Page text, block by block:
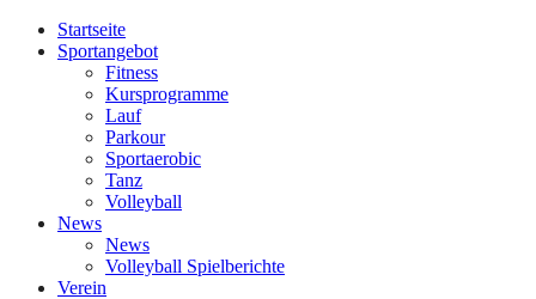
Startseite
Sportangebot
Fitness
Kursprogramme
Lauf
Parkour
Sportaerobic
Tanz
Volleyball
News
News
Volleyball Spielberichte
Verein